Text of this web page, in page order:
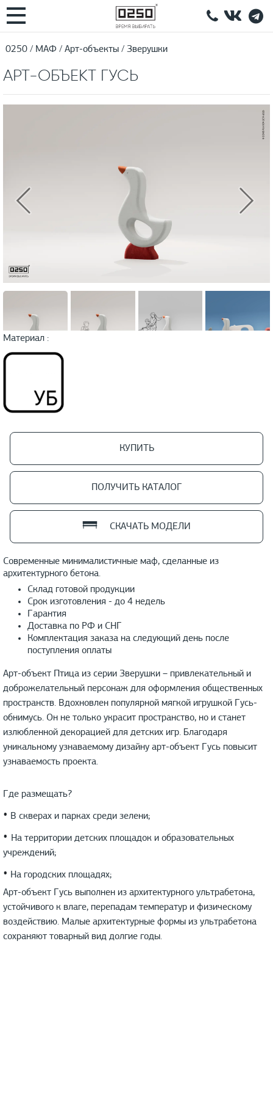
0250 МАФ Арт-объекты Зверушки
АРТ-ОБЪЕКТ ГУСЬ
Современные минималистичные маф, сделанные из
архитектурного бетона.
Склад готовой продукции
Срок изготовления - до 4 недель
Гарантия
Доставка по РФ и СНГ
Комплектация заказа на следующий день после
поступления оплаты
Материал :
КУПИТЬ
ПОЛУЧИТЬ КАТАЛОГ
СКАЧАТЬ МОДЕЛИ
Арт-объект Птица из серии Зверушки – привлекательный и
доброжелательный персонаж для оформления общественных
пространств. Вдохновлен популярной мягкой игрушкой Гусь-
обнимусь. Он не только украсит пространство, но и станет
излюбленной декорацией для детских игр. Благодаря
уникальному узнаваемому дизайну арт-объект Гусь повысит
узнаваемость проекта.
Где размещать?
• В скверах и парках среди зелени;
• На территории детских площадок и образовательных
учреждений;
• На городских площадях;
Арт-объект Гусь выполнен из архитектурного ультрабетона,
устойчивого к влаге, перепадам температур и физическому
воздействию. Малые архитектурные формы из ультрабетона
сохраняют товарный вид долгие годы.